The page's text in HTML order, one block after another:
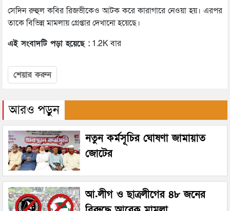
সেদিন রুহুল কবির রিজভীকেও আটক করে কারাগারে নেওয়া হয়। এরপর
তাকে বিভিন্ন মামলায় গ্রেপ্তার দেখানো হয়েছে।
এই সংবাদটি পড়া হয়েছে : 1.2K বার
শেয়ার করুন
আরও পড়ুন
নতুন কর্মসূচির ঘোষণা জামায়াত
জোটের
আ.লীগ ও ছাত্রলীগের ৪৮ জনের